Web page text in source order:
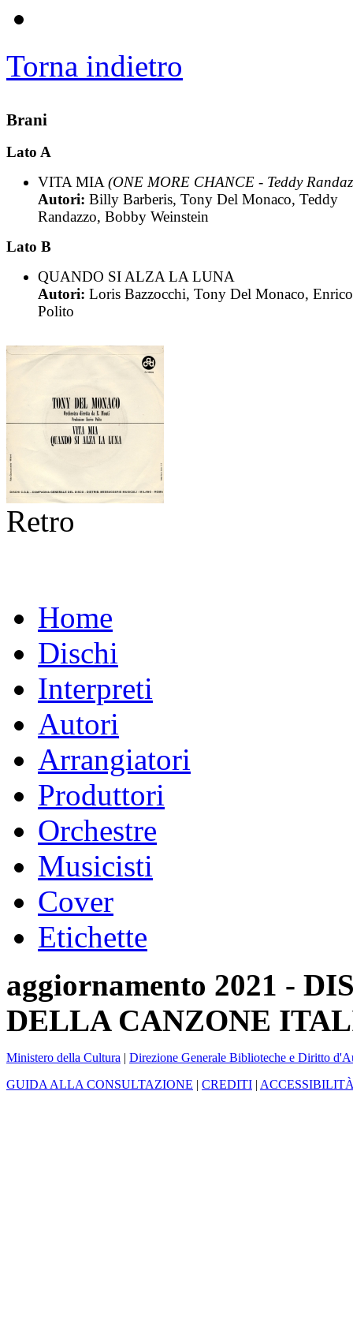
Torna indietro
Brani
Lato A
VITA MIA(ONE MORE CHANCE - Teddy
Autori: Billy Barberis, Tony Del Monaco, Teddy
Randazzo, Bobby Weinstein
Lato B
QUANDO SI ALZA LA LUNA
Autori: Loris Bazzocchi, Tony Del Monaco, Enrico
Polito
Retro
Home
Dischi
Interpreti
Autori
Arrangiatori
Produttori
Orchestre
Musicisti
Cover
Etichette
aggiornamento 2021 -
DELLA CANZONE
Ministero della Cultura | Direzione Generale Biblioteche e Diritto
GUIDA ALLA CONSULTAZIONE | CREDITI |